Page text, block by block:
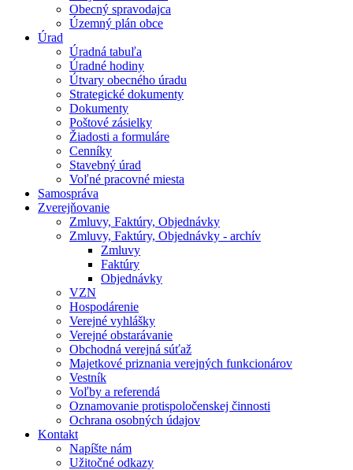
Obecný spravodajca
Územný plán obce
Úrad
Úradná tabuľa
Úradné hodiny
Útvary obecného úradu
Strategické dokumenty
Dokumenty
Poštové zásielky
Žiadosti a formuláre
Cenníky
Stavebný úrad
Voľné pracovné miesta
Samospráva
Zverejňovanie
Zmluvy, Faktúry, Objednávky
Zmluvy, Faktúry, Objednávky - archív
Zmluvy
Faktúry
Objednávky
VZN
Hospodárenie
Verejné vyhlášky
Verejné obstarávanie
Obchodná verejná súťaž
Majetkové priznania verejných funkcionárov
Vestník
Voľby a referendá
Oznamovanie protispoločenskej činnosti
Ochrana osobných údajov
Kontakt
Napíšte nám
Užitočné odkazy